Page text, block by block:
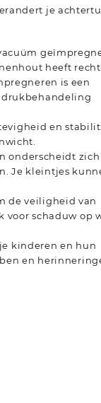
je
heeft
is een
drukbehandeling
en
onderscheidt zich
Je kleintjes
de veiligheid van
schaduw op
kinderen en hun
en